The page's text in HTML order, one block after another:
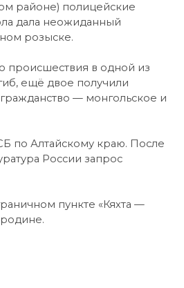
районе) полицейские
дала неожиданный
розыске.
происшествия в одной из
ещё двое получили
— монгольское и
по Алтайскому краю. После
России запрос
пункте «Кяхта —
родине.